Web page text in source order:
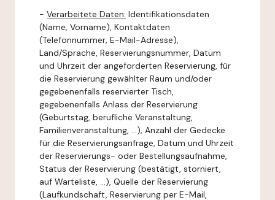
- Verarbeitete Daten: Identifikationsdaten
(Name, Vorname), Kontaktdaten
(Telefonnummer, E-Mail-Adresse),
Land/Sprache, Reservierungsnummer, Datum
und Uhrzeit der angeforderten Reservierung, für
die Reservierung gewählter Raum und/oder
gegebenenfalls reservierter Tisch,
gegebenenfalls Anlass der Reservierung
(Geburtstag, berufliche Veranstaltung,
Familienveranstaltung, ...), Anzahl der Gedecke
für die Reservierungsanfrage, Datum und Uhrzeit
der Reservierungs- oder Bestellungsaufnahme,
Status der Reservierung (bestätigt, storniert,
auf Warteliste, ...), Quelle der Reservierung
(Laufkundschaft, Reservierung per E-Mail,